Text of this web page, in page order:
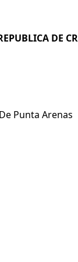
DE
Punta Arenas